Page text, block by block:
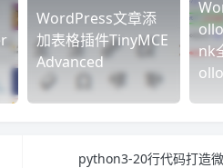
WordPress文章添
加表格插件TinyMCE
Advanced
nk
python3-20行代码打造